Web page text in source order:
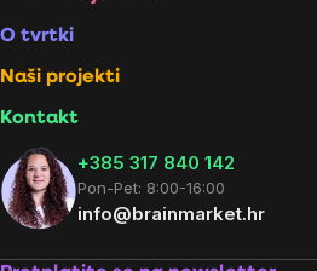
O tvrtki
Naši projekti
Kontakt
+385 317 840 142
Pon-Pet: 8:00-16:00
info@brainmarket.hr